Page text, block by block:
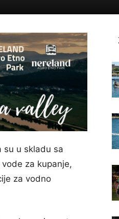
su u skladu sa
za kupanje,
za vodno